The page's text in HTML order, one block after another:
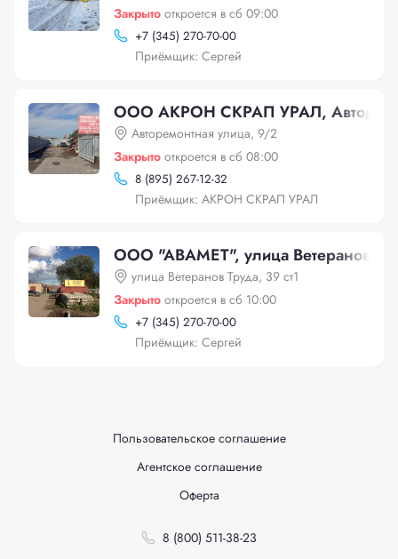
Закрыто откроется в сб 09:00
+7 (345) 270-70-00
Приёмщик: Сергей
ООО АКРОН СКРАП УРАЛ,
Авторемонтная улица, 9/2
Закрыто откроется в сб 08:00
8 (895) 267-12-32
Приёмщик: АКРОН СКРАП УРАЛ
ООО "АВАМЕТ", улица Ветеранов
улица Ветеранов Труда, 39 ст1
Закрыто откроется в сб 10:00
+7 (345) 270-70-00
Приёмщик: Сергей
Пользовательское соглашение
Агентское соглашение
Оферта
8 (800) 511-38-23